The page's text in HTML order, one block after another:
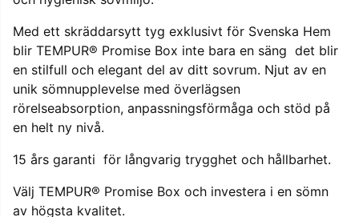
Med ett skräddarsytt tyg exklusivt för Svenska Hem
blir TEMPUR® Promise Box inte bara en säng  det blir
en stilfull och elegant del av ditt sovrum. Njut av en
unik sömnupplevelse med överlägsen
rörelseabsorption, anpassningsförmåga och stöd på
en helt ny nivå.
15 års garanti  för långvarig trygghet och hållbarhet.
Välj TEMPUR® Promise Box och investera i en sömn
av högsta kvalitet.